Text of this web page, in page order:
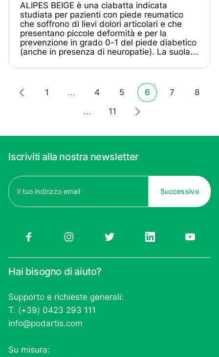
ALIPES BEIGE è una ciabatta indicata
studiata per pazienti con piede reumatico
che soffrono di lievi dolori articolari e che
presentano piccole deformità e per la
prevenzione in grado 0-1 del piede diabetico
(anche in presenza di neuropatie). La suola…
Paginazione
precedente
1 … 4 5 6 7
8
…
11
Pagina successiva
Iscriviti alla nostra newsletter
Email
(Obbligatorio)
Hai bisogno di aiuto?
Supporto e richieste generali:
T. (+39) 0423 293 111
info@podartis.com
Su misura: